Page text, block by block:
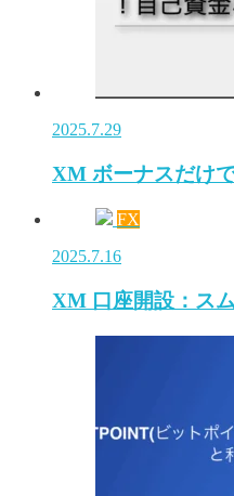
2025.7.29
XM ボーナスだけ
FX
2025.7.16
XM 口座開設：ス